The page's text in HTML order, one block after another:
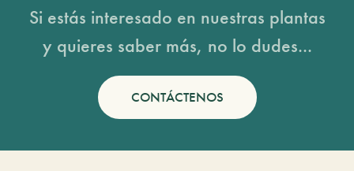
Si estás interesado en nuestras plantas
y quieres saber más, no lo dudes...
CONTÁCTENOS